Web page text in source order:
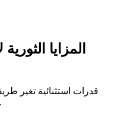
المزايا
معالجتك للصور بسرعة ودقة متناهية.